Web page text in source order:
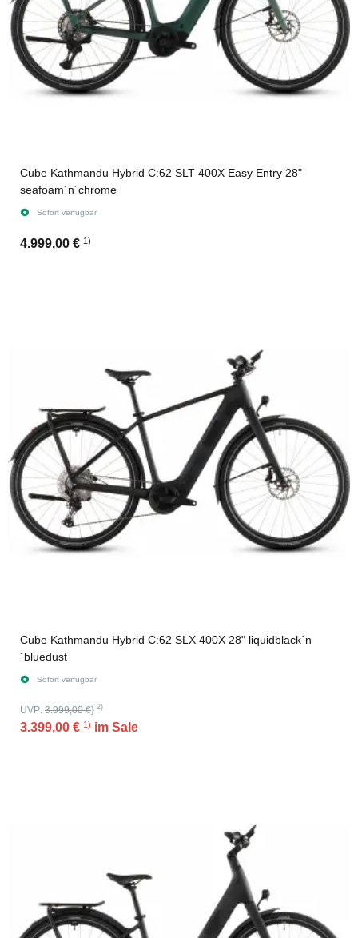
Cube Kathmandu Hybrid C:62 SLT 400X Easy Entry 28"
seafoam´n´chrome
Sofort verfügbar
4.999,00 € 1)
Cube Kathmandu Hybrid C:62 SLX 400X 28" liquidblack´n
´bluedust
Sofort verfügbar
UVP: 3.999,00 €} 2)
3.399,00 € 1) im Sale